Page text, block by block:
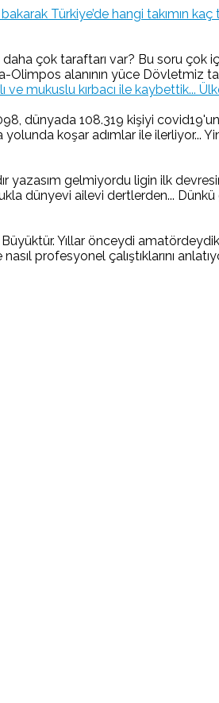
çok taraftarı var? Bu soru çok
alanının yüce Dövletmiz
dünyada 108.319 kişiyi
koşar adımlar ile ilerliyor...
gelmiyordu ligin ilk
dünyevi ailevi dertlerden... Dünkü
Yıllar önceydi
profesyonel çalıştıklarını